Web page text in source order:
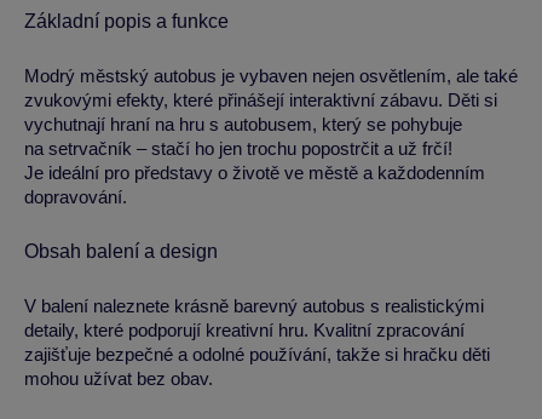
Základní popis a funkce
Modrý městský autobus je vybaven nejen osvětlením, ale také
zvukovými efekty, které přinášejí interaktivní zábavu. Děti si
vychutnají hraní na hru s autobusem, který se pohybuje
na setrvačník – stačí ho jen trochu popostrčit a už frčí!
Je ideální pro představy o životě ve městě a každodenním
dopravování.
Obsah balení a design
V balení naleznete krásně barevný autobus s realistickými
detaily, které podporují kreativní hru. Kvalitní zpracování
zajišťuje bezpečné a odolné používání, takže si hračku děti
mohou užívat bez obav.